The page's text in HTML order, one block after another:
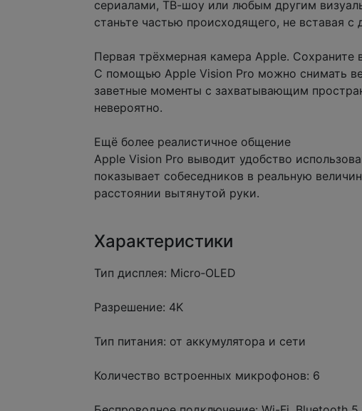
сериалами, ТВ-шоу или любым другим
станьте частью происходящего, не вставая с
Первая трёхмерная камера Apple. Сохраните
С помощью Apple Vision Pro можно снимать
заветные моменты с захватывающим
невероятно.
Ещё более реалистичное общение
Apple Vision Pro выводит удобство
показывает собеседников в реальную
расстоянии вытянутой руки.
Характеристики
Тип дисплея: Micro‑OLED
Разрешение: 4K
Тип питания: от аккумулятора и сети
Количество встроенных микрофонов: 6